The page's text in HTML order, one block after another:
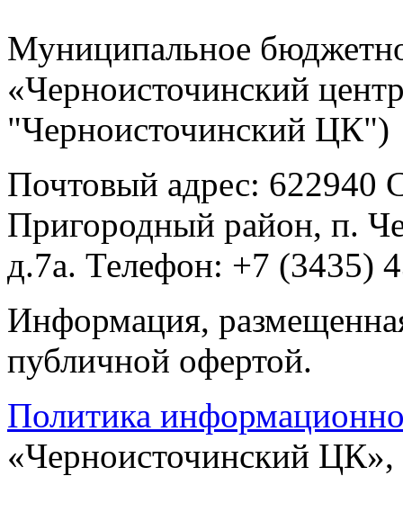
Муниципальное
«Черноисточинский
"Черноисточинский ЦК")
Почтовый адрес: 622940
Пригородный район, п.
д.7а. Телефон: +7 (3435)
Информация,
публичной офертой.
Политика
«Черноисточинский